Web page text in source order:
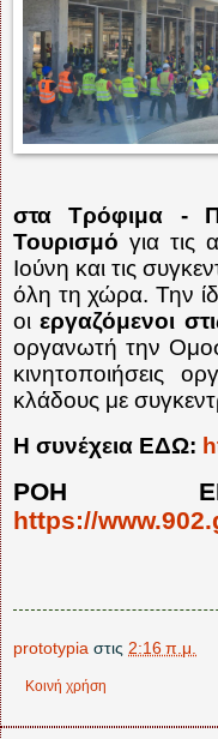
στα Τρόφιμα -
Τουρισμό για τις
Ιούνη και τις
όλη τη χώρα. Την
οιεργαζόμενοι
οργανωτή την
κινητοποιήσεις
κλάδους με
Η συνέχεια ΕΔΩ:
ΡΟΗ
https://
prototypia στις 2:16 π.μ.
Κοινή χρήση